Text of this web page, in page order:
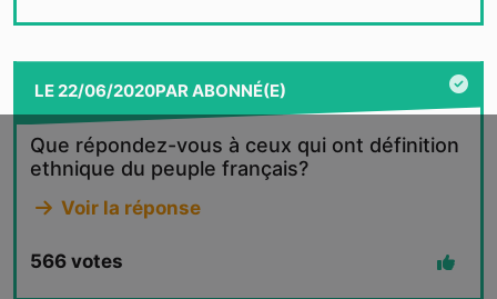
LE22/06/2020PARABONNÉ(E)
Que répondez-vous à ceux qui ont définition
ethnique du peuple français?
Voir la réponse
566 votes